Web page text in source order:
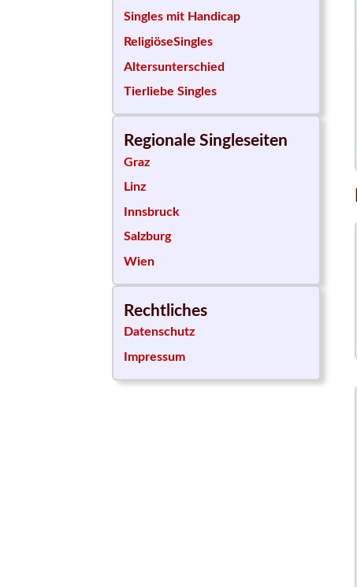
Singles mit Handicap
ReligiöseSingles
Altersunterschied
Tierliebe Singles
Regionale Singleseiten
Graz
Linz
Innsbruck
Salzburg
Wien
Rechtliches
Datenschutz
Impressum